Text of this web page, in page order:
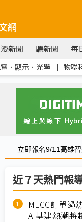
網
漫新聞 聽新聞 每
．顯示．光學 ｜ 物聯
立即報名9/11高雄
近７天熱門報
MLCC訂單
AI基建熱潮將